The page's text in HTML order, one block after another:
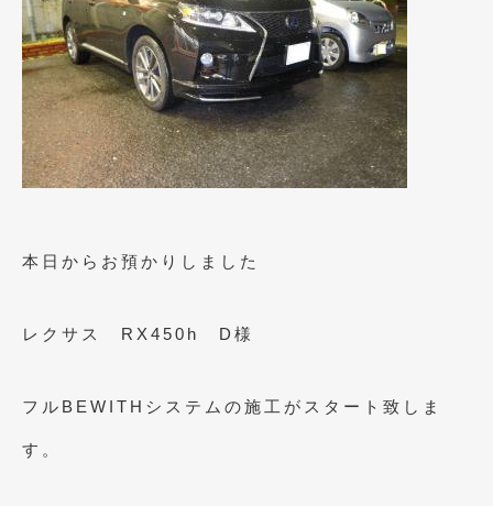
2024年6月(1)
2024年4月 (1)
2024年1月(1)
2023年12月(2)
2023年11月(1)
2023年9月(1)
本日からお預かりしました
レクサス RX450h D様
フルBEWITHシステムの施工がスタート致しま
す。